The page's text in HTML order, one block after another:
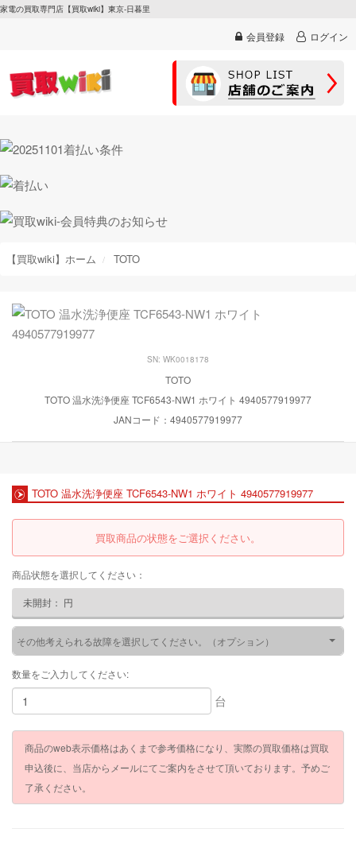
家電の買取専門店【買取wiki】東京-日暮里
会員登録 ログイン
【買取wiki】ホーム TOTO
SN: WK0018178
TOTO
TOTO 温水洗浄便座 TCF6543-NW1 ホワイト 4940577919977
JANコード：4940577919977
TOTO 温水洗浄便座 TCF6543-NW1 ホワイト 4940577919977
買取商品の状態をご選択ください。
商品状態を選択してください：
未開封： 円
その他考えられる故障を選択してください。（オプション）
数量をご入力してください:
台
商品のweb表示価格はあくまで参考価格になり、実際の買取価格は買取
申込後に、当店からメールにてご案内をさせて頂いております。予めご
了承ください。